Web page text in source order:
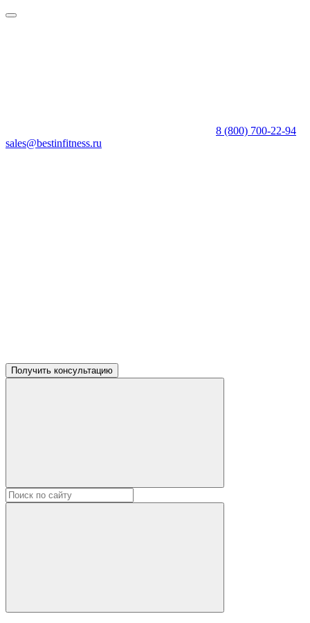
8 (800) 700-22-94
sales@bestinfitness.ru
Получить консультацию